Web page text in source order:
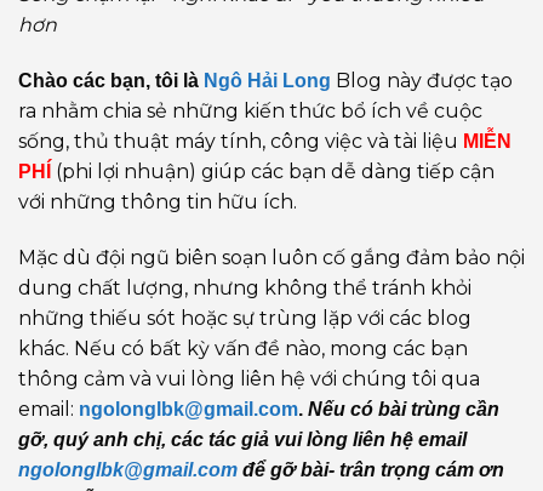
hơn
Chào các bạn, tôi là Ngô Hải Long Blog này được tạo
ra nhằm chia sẻ những kiến thức bổ ích về cuộc
sống, thủ thuật máy tính, công việc và tài liệu MIỄN
PHÍ
(phi lợi nhuận) giúp các bạn dễ dàng tiếp cận
với những thông tin hữu ích.
Mặc dù đội ngũ biên soạn luôn cố gắng đảm bảo nội
dung chất lượng, nhưng không thể tránh khỏi
những thiếu sót hoặc sự trùng lặp với các blog
khác. Nếu có bất kỳ vấn đề nào, mong các bạn
thông cảm và vui lòng liên hệ với chúng tôi qua
email: ngolonglbk@gmail.com. Nếu có bài trùng cần
gỡ, quý anh chị, các tác giả vui lòng liên hệ email
ngolonglbk@gmail.com để gỡ bài- trân trọng cám ơn